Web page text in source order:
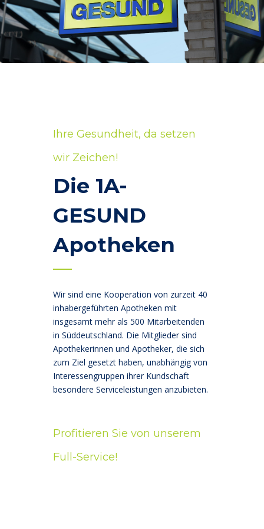
Ihre Gesundheit, da setzen
wir Zeichen!
Die 1A-
GESUND
Apotheken
Wir sind eine Kooperation von zurzeit 40
inhabergeführten Apotheken mit
insgesamt mehr als 500 Mitarbeitenden
in Süddeutschland. Die Mitglieder sind
Apothekerinnen und Apotheker, die sich
zum Ziel gesetzt haben, unabhängig von
Interessengruppen ihrer Kundschaft
besondere Serviceleistungen anzubieten.
Profitieren Sie von unserem
Full-Service!